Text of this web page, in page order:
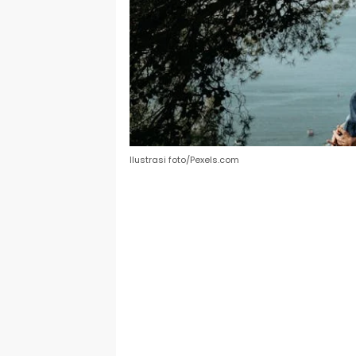
Ilustrasi foto/Pexels.com